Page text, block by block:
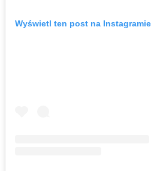
Wyświetl ten post na Instagramie